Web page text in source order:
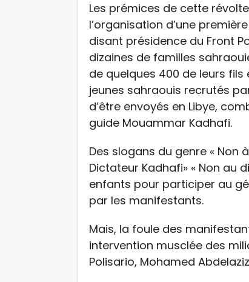
Les prémices de cette
l’organisation d’une
disant présidence du Front
dizaines de familles
de quelques 400 de leurs
jeunes sahraouis recrutés
d’être envoyés en Libye,
guide Mouammar Kadhafi.
Des slogans du genre « Non
Dictateur Kadhafi» « Non au
enfants pour participer au
par les manifestants.
Mais, la foule des
intervention musclée des
Polisario, Mohamed